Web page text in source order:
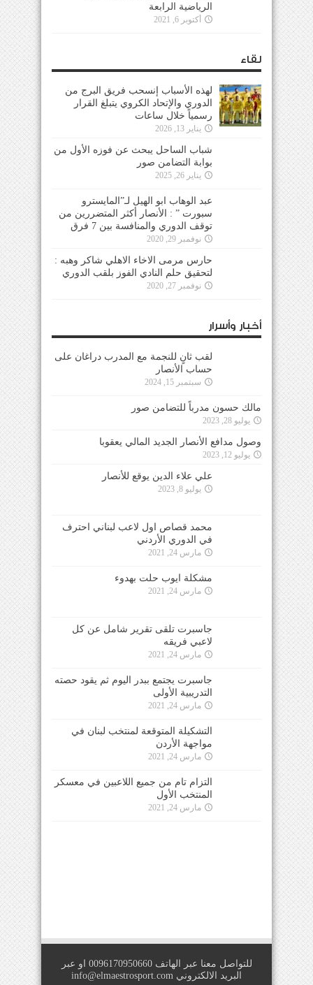
الرياضية الرابعة
أكتوبر 6, 2021
لقاء
لهذه الأسباب إنسحب فريق البرج من
الدوري والإتحاد الكروي يتبلغ القرار
رسمياً خلال ساعات
يناير 13, 2026
شباب الساحل يبحث عن فوزه الأول من
بوابة التضامن صور
يناير 26, 2025
عبد الوهاب ابو الهيل لـ”المايسترو
سبورت ” : الأنصار أكثر المتضررين من
توقف الدوري والمنافسة بين 7 فرق
نوفمبر 29, 2020
حارس مرمى الاخاء الاهلي شاكر وهبه :
لتحقيق حلم النادي الفوز بلقب الدوري
نوفمبر 27, 2020
أخبار وأسرار
لقب ثانٍ للنجمة مع المدرب دراغان على
حساب الأنصار
سبتمبر 15, 2024
مالك حسون مدرباً للتضامن صور
يوليو 28, 2023
وصول مدافع الأنصار الجديد المالي يعقوبا
يوليو 12, 2023
علي علاء الدين يوقع للأنصار
يوليو 8, 2023
محمد قصاص اول لاعب لبناني احترف
في الدوري الأردني
مارس 24, 2021
مشكلة ايوب حلت بهدوء
مارس 24, 2021
جاسبرت تلقى تقرير شامل عن كل
لاعبي فريقه
مارس 24, 2021
جاسبرت يجتمع ببدر اليوم ثم يقود حصته
التدريبية الأولى
مارس 24, 2021
التشكيلة المتوقعة لمنتخب لبنان في
مواجهة الأردن
مارس 24, 2021
التزام تام من جميع اللاعبين في معسكر
المنتخب الأول
مارس 24, 2021
للتواصل معنا عبر الهاتف 0096170950660 او عبر
البريد الالكتروني info@elmaestrosport.com